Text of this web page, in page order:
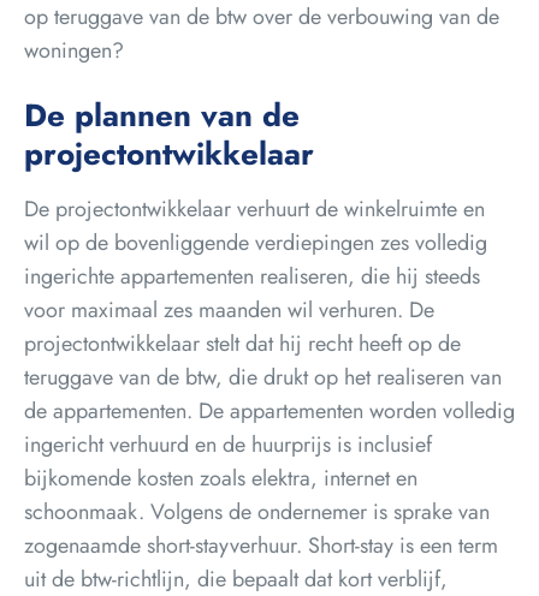
op teruggave van de btw over de verbouwing van de
woningen?
De plannen van de
projectontwikkelaar
De projectontwikkelaar verhuurt de winkelruimte en
wil op de bovenliggende verdiepingen zes volledig
ingerichte appartementen realiseren, die hij steeds
voor maximaal zes maanden wil verhuren. De
projectontwikkelaar stelt dat hij recht heeft op de
teruggave van de btw, die drukt op het realiseren van
de appartementen. De appartementen worden volledig
ingericht verhuurd en de huurprijs is inclusief
bijkomende kosten zoals elektra, internet en
schoonmaak. Volgens de ondernemer is sprake van
zogenaamde short-stayverhuur. Short-stay is een term
uit de btw-richtlijn, die bepaalt dat kort verblijf,